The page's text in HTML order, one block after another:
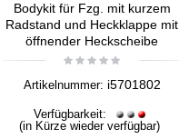
Bodykit für Fzg. mit kurzem
Radstand und Heckklappe mit
öffnender Heckscheibe
Artikelnummer: i5701802
Verfügbarkeit:
(in Kürze wieder verfügbar)